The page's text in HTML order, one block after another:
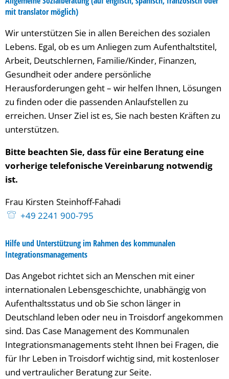
mit translator möglich)
Wir unterstützen Sie in allen Bereichen des sozialen
Lebens. Egal, ob es um Anliegen zum Aufenthaltstitel,
Arbeit, Deutschlernen, Familie/Kinder, Finanzen,
Gesundheit oder andere persönliche
Herausforderungen geht – wir helfen Ihnen, Lösungen
zu finden oder die passenden Anlaufstellen zu
erreichen. Unser Ziel ist es, Sie nach besten Kräften zu
unterstützen.
Bitte beachten Sie, dass für eine Beratung eine
vorherige telefonische Vereinbarung notwendig
ist.
Frau Kirsten Steinhoff-Fahadi
+49 2241 900-795
Hilfe und Unterstützung im Rahmen des kommunalen
Integrationsmanagements
Das Angebot richtet sich an Menschen mit einer
internationalen Lebensgeschichte, unabhängig von
Aufenthaltsstatus und ob Sie schon länger in
Deutschland leben oder neu in Troisdorf angekommen
sind. Das Case Management des Kommunalen
Integrationsmanagements steht Ihnen bei Fragen, die
für Ihr Leben in Troisdorf wichtig sind, mit kostenloser
und vertraulicher Beratung zur Seite.